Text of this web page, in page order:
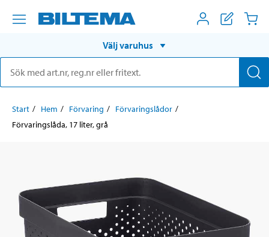
Välj varuhus
Start Hem Förvaring
Förvaringslådor
Förvaringslåda, 17 liter, grå